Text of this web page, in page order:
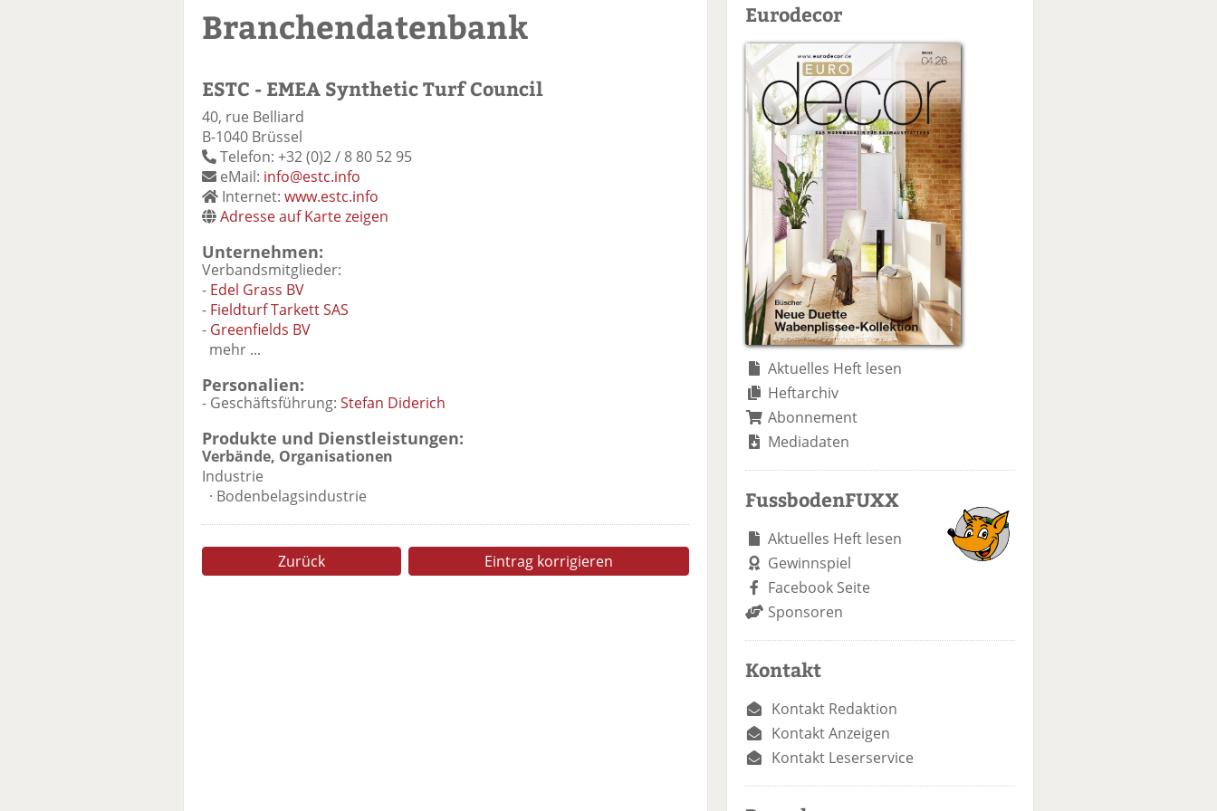
Branchendatenbank
ESTC - EMEA Synthetic Turf Council
40, rue Belliard
B-1040 Brüssel
Telefon: +32 (0)2 / 8 80 52 95
eMail: info@estc.info
Internet: www.estc.info
Adresse auf Karte zeigen
Unternehmen:
Verbandsmitglieder:
- Edel Grass BV
- Fieldturf Tarkett SAS
- Greenfields BV
mehr ...
Personalien:
- Geschäftsführung: Stefan Diderich
Produkte und Dienstleistungen:
Verbände, Organisationen
Industrie
· Bodenbelagsindustrie
Zurück Eintrag korrigieren
Eurodecor
Aktuelles Heft lesen
Heftarchiv
Abonnement
Mediadaten
FussbodenFUXX
Aktuelles Heft lesen
Gewinnspiel
Facebook Seite
Sponsoren
Kontakt
Kontakt Redaktion
Kontakt Anzeigen
Kontakt Leserservice